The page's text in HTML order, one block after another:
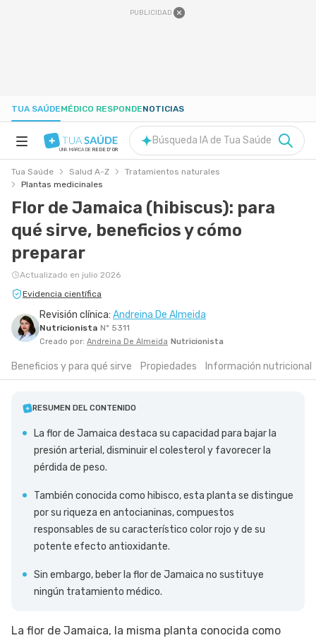
PUBLICIDAD
TUA SAÚDEMÉDICO RESPONDENOTICIAS
SALUD A-Z
EMBARAZO
BIENESTAR
SIGUE TUA SAÚDE EN LAS REDES SOCIALES
UNA MARCA DE REDE D'OR
Búsqueda IA de Tua Saúde
Tua Saúde Salud A-Z
Tratamientos naturales
Plantas medicinales
Flor de Jamaica (hibiscus): para
qué sirve, beneficios y cómo
preparar
Actualizado en julio 2026
Evidencia científica
Revisión clínica: Andreina De Almeida
Nutricionista Nº 5311
Creado por: Andreina De Almeida Nutricionista
Beneficios y para qué sirve Propiedades Información nutricional
RESUMEN DEL CONTENIDO
La flor de Jamaica destaca su capacidad para bajar la
presión arterial, disminuir el colesterol y favorecer la
pérdida de peso.
También conocida como hibisco, esta planta se distingue
por su riqueza en antocianinas, compuestos
responsables de su característico color rojo y de su
potente efecto antioxidante.
Sin embargo, beber la flor de Jamaica no sustituye
ningún tratamiento médico.
La flor de Jamaica, la misma planta conocida como